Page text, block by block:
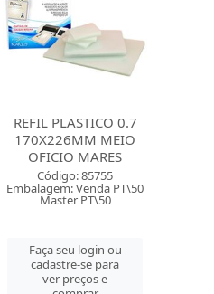
REFIL PLASTICO 0.7
170X226MM MEIO
OFICIO MARES
Código: 85755
Embalagem: Venda PT\50
Master PT\50
Faça seu login ou
cadastre-se para
ver preços e